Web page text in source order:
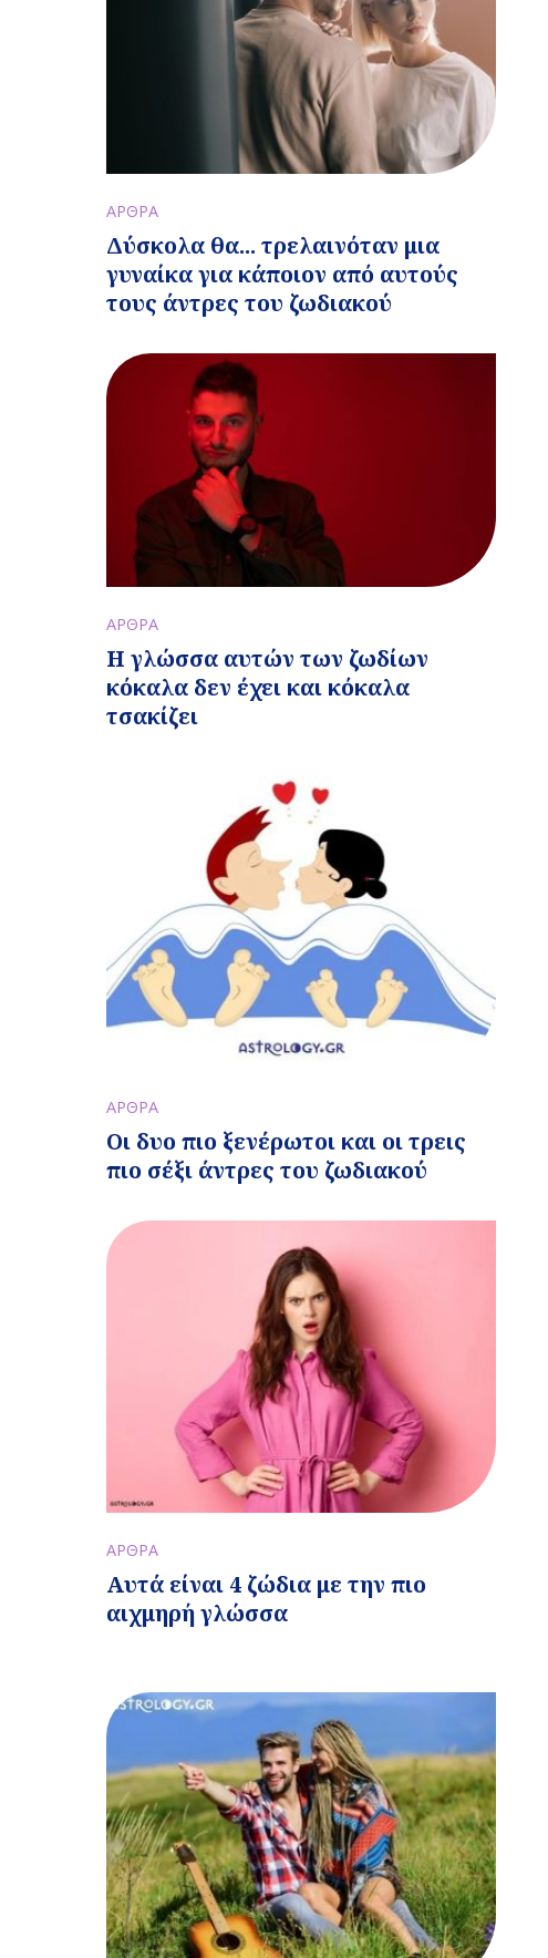
ΑΡΘΡΑ
Δύσκολα θα... τρελαινόταν μια
γυναίκα για κάποιον από αυτούς
τους άντρες του ζωδιακού
ΑΡΘΡΑ
Η γλώσσα αυτών των ζωδίων
κόκαλα δεν έχει και κόκαλα
τσακίζει
ΑΡΘΡΑ
Οι δυο πιο ξενέρωτοι και οι τρεις
πιο σέξι άντρες του ζωδιακού
ΑΡΘΡΑ
Αυτά είναι 4 ζώδια με την πιο
αιχμηρή γλώσσα